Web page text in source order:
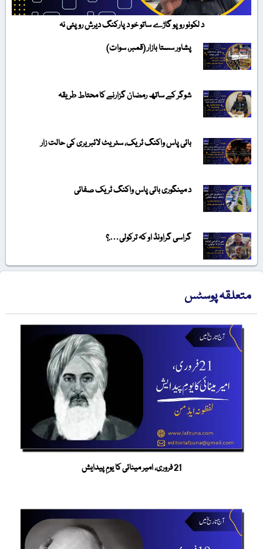
د لکونو روپو گاڑے ساتو خو د پارکنگ دیرش روپئی نہ
پشاور سستا بازار (قمبر، سوات)
شوگر کے ساتھ رمضان گزارنے کا محتاط طریقہ
بائی پاس واکنگ ٹریک، سٹریٹ لائبریری کی حالت زار
د مینگوری بائی پاس واکنگ ٹریک صفائی
گراسی گراونڈ او کہ ترکولی….؟
متعلقہ پوسٹس
21 فروری، امیر مینائی کا یومِ پیدایش